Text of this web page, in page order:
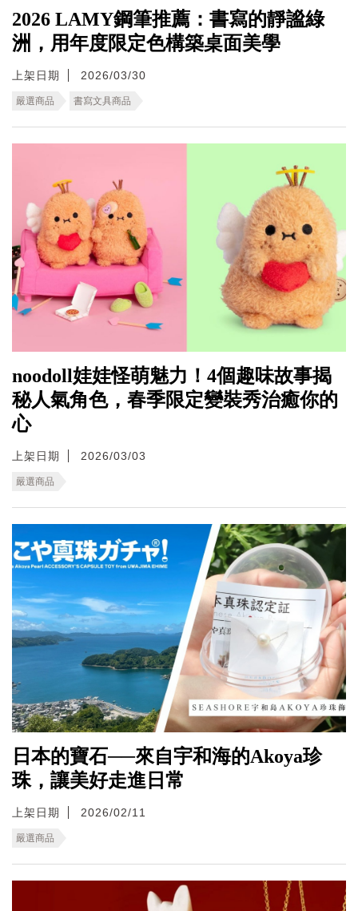
2026 LAMY鋼筆推薦：書寫的靜謐綠
洲，用年度限定色構築桌面美學
上架日期 2026/03/30
嚴選商品 書寫文具商品
noodoll娃娃怪萌魅力！4個趣味故事揭
秘人氣角色，春季限定變裝秀治癒你的
心
上架日期 2026/03/03
嚴選商品
日本的寶石──來自宇和海的Akoya珍
珠，讓美好走進日常
上架日期 2026/02/11
嚴選商品